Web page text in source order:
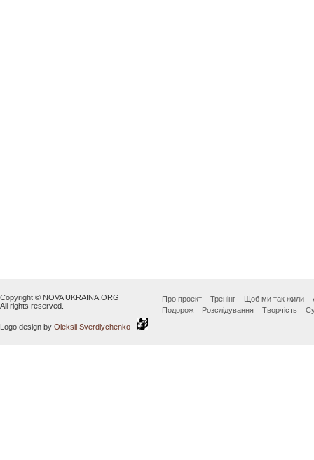
Copyright © NOVA UKRAINA.ORG
All rights reserved.
Logo design by Oleksii Sverdlychenko
Про проект Тренінг Щоб ми так жили
Подорож
Розслідування Творчість